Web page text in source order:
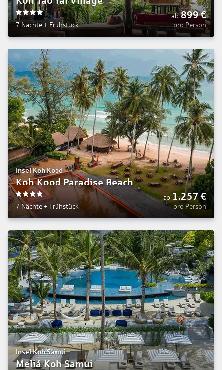
4
7 Nächte + Frühstück
ab 899€
pro Person
Insel Koh Kood
Koh Kood Paradise Beach
4
7 Nächte + Frühstück
ab 1.257€
pro Person
Insel Koh Samui
Meliá Koh Samui